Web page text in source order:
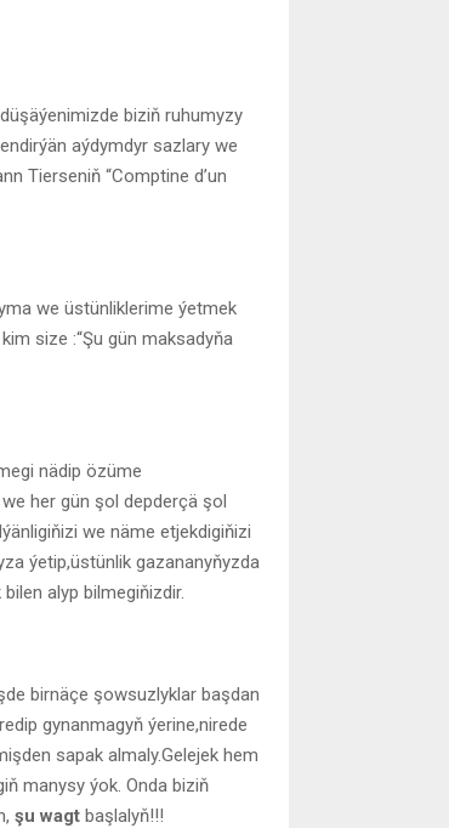
biziň ruhumyzy
aýdymdyr sazlary we
Tierseniň “Comptine d’un
we üstünliklerime ýetmek
size :“Şu gün maksadyňa
nädip özüme
her gün şol depderçä şol
we näme etjekdigiňizi
ýetip,üstünlik gazananyňyzda
alyp bilmegiňizdir.
birnäçe şowsuzlyklar başdan
gynanmagyň ýerine,nirede
sapak almaly.Gelejek hem
manysy ýok. Onda biziň
şu wagt başlalyň!!!